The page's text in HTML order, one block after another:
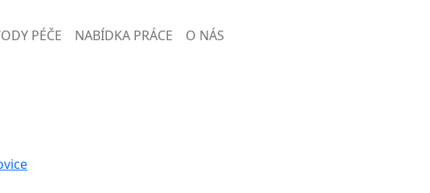
PÉČE NABÍDKA PRÁCE O NÁS